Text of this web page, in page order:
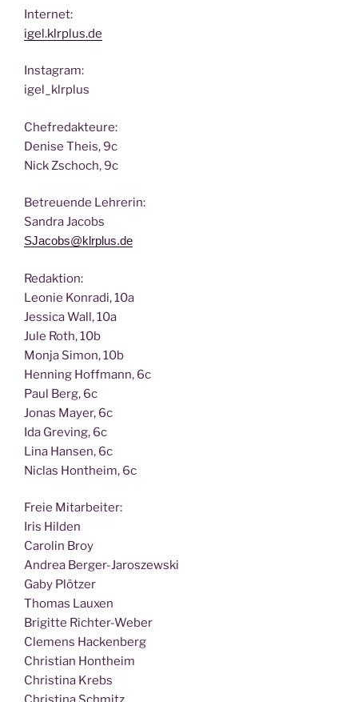
Inter­net:
igel.klrplus.de
Insta­gram:
igel_klrplus
Chef­re­dak­teu­re:
Deni­se Theis, 9c
Nick Zscho­ch, 9c
Betreu­en­de Lehrerin:
San­dra Jacobs
SJacobs@klrplus.de
Redak­ti­on:
Leo­nie Kon­ra­di, 10a
Jes­si­ca Wall, 10a
Jule Roth, 10b
Mon­ja Simon, 10b
Hen­ning Hoff­mann, 6c
Paul Berg, 6c
Jonas May­er, 6c
Ida Gre­ving, 6c
Lina Han­sen, 6c
Nic­las Hont­heim, 6c
Freie Mit­ar­bei­ter:
Iris Hilden
Caro­lin Broy
Andrea Berger-Jaroszewski
Gaby Plötzer
Tho­mas Lauxen
Bri­git­te Richter-Weber
Cle­mens Hackenberg
Chris­ti­an Hontheim
Chris­ti­na Krebs